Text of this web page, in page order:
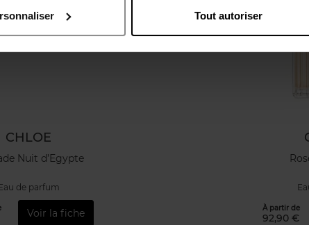
Tout autoriser
CHLOE
Nuit d’Egypte
de parfum
Voir la fiche À partir de
92,90 €